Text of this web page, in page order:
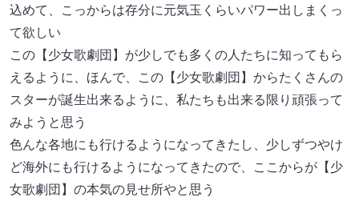
込めて、こっからは存分に元気玉くらいパワー出しまくっ
て欲しい
この【少女歌劇団】が少しでも多くの人たちに知ってもら
えるように、ほんで、この【少女歌劇団】からたくさんの
スターが誕生出来るように、私たちも出来る限り頑張って
みようと思う
色んな各地にも行けるようになってきたし、少しずつやけ
ど海外にも行けるようになってきたので、ここからが【少
女歌劇団】の本気の見せ所やと思う